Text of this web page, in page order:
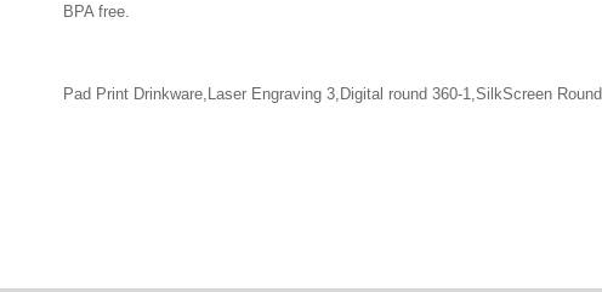
BPA free.
Pad Print Drinkware,Laser Engraving 3,Digital round 360-1,SilkScreen Round